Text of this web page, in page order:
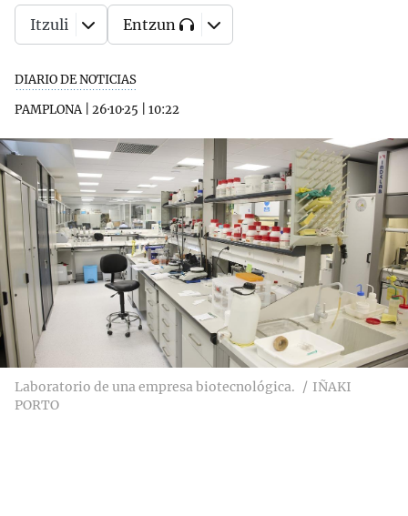
DIARIO DE NOTICIAS
PAMPLONA| 26·10·25 10:22
Itzuli Entzun
Laboratorio de una empresa biotecnológica.
IÑAKI
PORTO